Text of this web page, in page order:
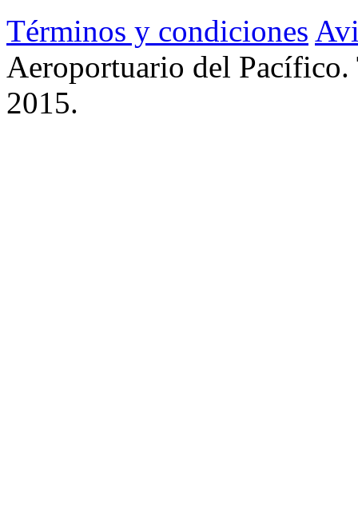
Términos y condiciones
Aeroportuario del Pacífico.
2015.